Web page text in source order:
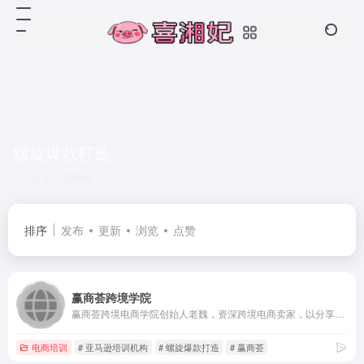
排序 发布 更新 浏览 点赞
赢商荟跨境学院
电商培训 # 亚马逊培训机构 # 螺旋爆款打造 # 赢商荟